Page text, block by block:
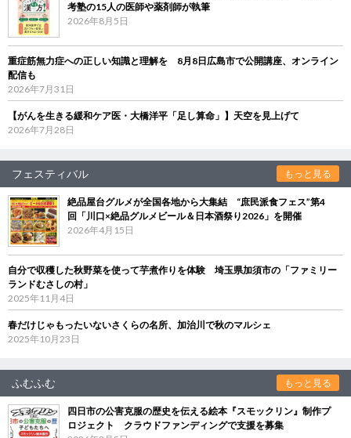
考塾の15人の医師や薬剤師が執筆
2026年8月5日
重症筋無力症への正しい知識と理解を 8月8日広島市で公開講座、オンライン
配信も
2026年7月31日
【がんを生きる緩和ケア医・大橋洋平「足し算命」】天空を見上げて
2026年7月28日
フェスティバル もっと見る
絶品屋台グルメが全国各地から大集結 “庶民派食フェス”第4
回「川口×絶品グルメビール＆日本酒祭り2026」を開催
2026年4月15日
自分で収穫した秋野菜を使って芋煮作りを体験 埼玉県加須市の「ファミリー
ランドむさしの村」
2025年11月4日
春だけじゃもったいないさくらの名所、加治川で秋のマルシェ
2025年10月23日
ふむふむ もっと見る
四日市の公害克服の歴史を伝える絵本『スモックリン』制作プ
ロジェクト クラウドファンディングで支援を募集